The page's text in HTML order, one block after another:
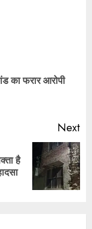
का फरार आरोपी
Next
है